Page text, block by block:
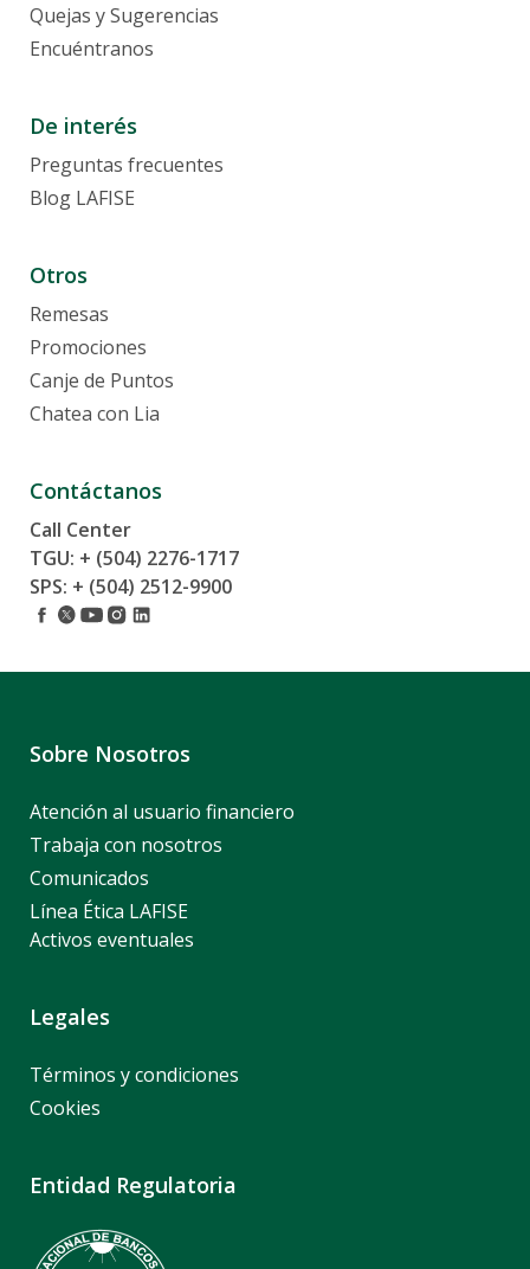
Quejas y Sugerencias
Encuéntranos
De interés
Preguntas frecuentes
Blog LAFISE
Otros
Remesas
Promociones
Canje de Puntos
Chatea con Lia
Contáctanos
Call Center
TGU: + (504) 2276-1717
SPS: + (504) 2512-9900
Sobre Nosotros
Atención al usuario financiero
Trabaja con nosotros
Comunicados
Línea Ética LAFISE
Activos eventuales
Legales
Términos y condiciones
Cookies
Entidad Regulatoria